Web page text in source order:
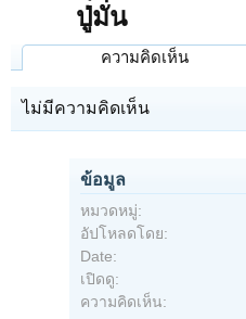
ปู่มั่น
ความคิดเห็น
ไม่มีความคิดเห็น
ข้อมูล
หมวดหมู่:
อัปโหลดโดย:
Date:
เปิดดู:
ความคิดเห็น: